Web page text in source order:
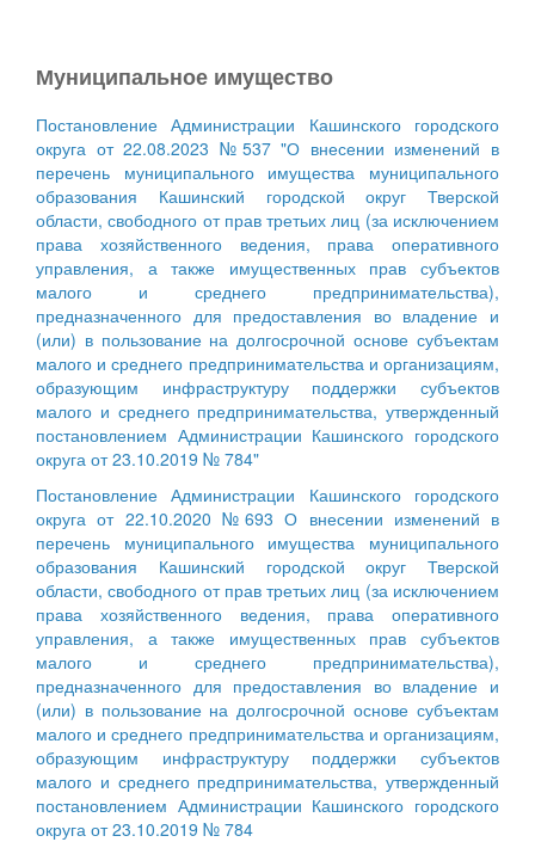
Муниципальное имущество
Постановление Администрации Кашинского городского
округа от 22.08.2023 №537 "О внесении изменений в
перечень муниципального имущества муниципального
образования Кашинский городской округ Тверской
области, свободного от прав третьих лиц (за исключением
права хозяйственного ведения, права оперативного
управления, а также имущественных прав субъектов
малого и среднего предпринимательства),
предназначенного для предоставления во владение и
(или) в пользование на долгосрочной основе субъектам
малого и среднего предпринимательства и организациям,
образующим инфраструктуру поддержки субъектов
малого и среднего предпринимательства, утвержденный
постановлением Администрации Кашинского городского
округа от 23.10.2019 № 784"
Постановление Администрации Кашинского городского
округа от 22.10.2020 №693 О внесении изменений в
перечень муниципального имущества муниципального
образования Кашинский городской округ Тверской
области, свободного от прав третьих лиц (за исключением
права хозяйственного ведения, права оперативного
управления, а также имущественных прав субъектов
малого и среднего предпринимательства),
предназначенного для предоставления во владение и
(или) в пользование на долгосрочной основе субъектам
малого и среднего предпринимательства и организациям,
образующим инфраструктуру поддержки субъектов
малого и среднего предпринимательства, утвержденный
постановлением Администрации Кашинского городского
округа от 23.10.2019 № 784